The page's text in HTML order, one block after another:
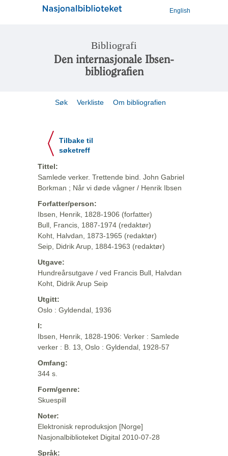
English
Bibliografi
Den internasjonale Ibsen-
bibliografien
Søk Verkliste Om bibliografien
Tilbake til
søketreff
Tittel:
Samlede verker. Trettende bind. John Gabriel
Borkman ; Når vi døde vågner / Henrik Ibsen
Forfatter/person:
Ibsen, Henrik, 1828-1906 (forfatter)
Bull, Francis, 1887-1974 (redaktør)
Koht, Halvdan, 1873-1965 (redaktør)
Seip, Didrik Arup, 1884-1963 (redaktør)
Utgave:
Hundreårsutgave / ved Francis Bull, Halvdan
Koht, Didrik Arup Seip
Utgitt:
Oslo : Gyldendal, 1936
I:
Ibsen, Henrik, 1828-1906: Verker : Samlede
verker : B. 13, Oslo : Gyldendal, 1928-57
Omfang:
344 s.
Form/genre:
Skuespill
Noter:
Elektronisk reproduksjon [Norge]
Nasjonalbiblioteket Digital 2010-07-28
Språk: